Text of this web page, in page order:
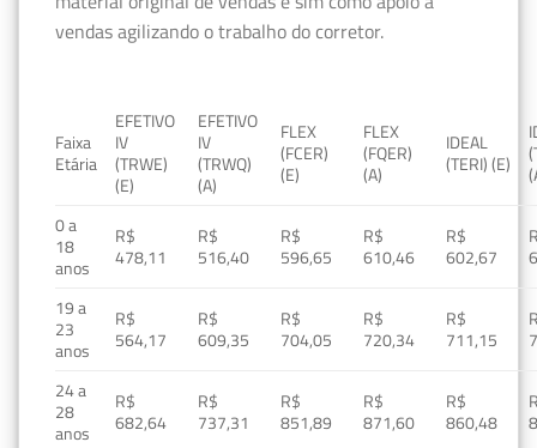
vendas agilizando o trabalho do corretor.
Faixa
Etária
EFETIVO
IV
(TRWE)
(E)
EFETIVO
IV
(TRWQ)
(A)
FLEX
(FCER)
(E)
FLEX
(FQER)
(A)
IDEAL
(TERI) (E)
0 a
18
anos
R$
478,11
R$
516,40
R$
596,65
R$
610,46
R$
602,67
19 a
23
anos
R$
564,17
R$
609,35
R$
704,05
R$
720,34
R$
711,15
24 a
28
anos
R$
682,64
R$
737,31
R$
851,89
R$
871,60
R$
860,48